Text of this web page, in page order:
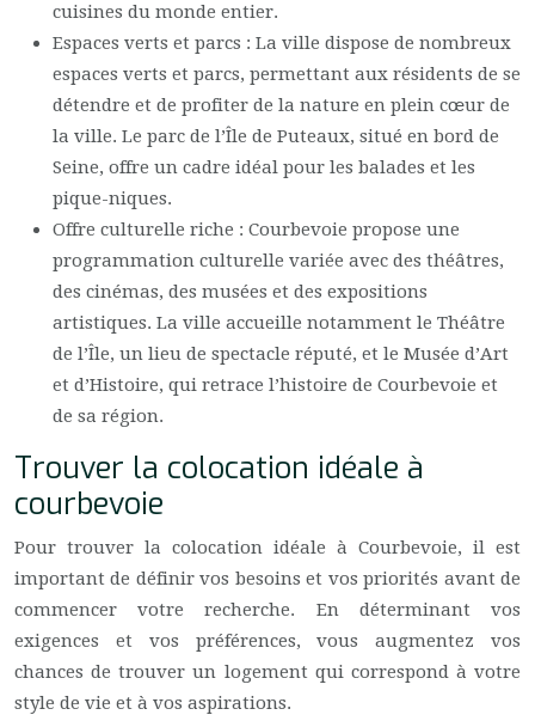
cuisines du monde entier.
Espaces verts et parcs : La ville dispose de nombreux
espaces verts et parcs, permettant aux résidents de se
détendre et de profiter de la nature en plein cœur de
la ville. Le parc de l’Île de Puteaux, situé en bord de
Seine, offre un cadre idéal pour les balades et les
pique-niques.
Offre culturelle riche : Courbevoie propose une
programmation culturelle variée avec des théâtres,
des cinémas, des musées et des expositions
artistiques. La ville accueille notamment le Théâtre
de l’Île, un lieu de spectacle réputé, et le Musée d’Art
et d’Histoire, qui retrace l’histoire de Courbevoie et
de sa région.
Trouver la colocation idéale à
courbevoie
Pour trouver la colocation idéale à Courbevoie, il est
important de définir vos besoins et vos priorités avant de
commencer votre recherche. En déterminant vos
exigences et vos préférences, vous augmentez vos
chances de trouver un logement qui correspond à votre
style de vie et à vos aspirations.